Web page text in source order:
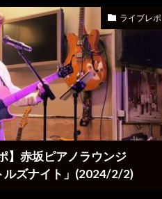
ライブレポ
】赤坂ピアノラウンジ
ズナイト」(2024/2/2)